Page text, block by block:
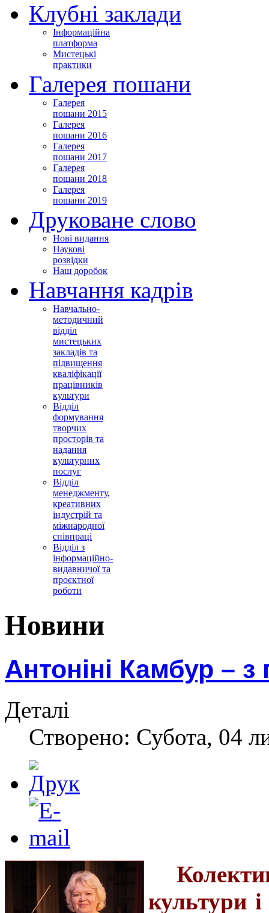
Клубні заклади
Інформаційна
платформа
Мистецькі
практики
Галерея пошани
Галерея
пошани 2015
Галерея
пошани 2016
Галерея
пошани 2017
Галерея
пошани 2018
Галерея
пошани 2019
Друковане слово
Нові видання
Наукові
розвідки
Наш доробок
Навчання кадрів
Навчально-
методичний
відділ
мистецьких
закладів та
підвищення
кваліфікації
працівників
культури
Відділ
формування
творчих
просторів та
надання
культурних
послуг
Відділ
менеджменту,
креативних
індустрій та
міжнародної
співпраці
Відділ з
інформаційно-
видавничої та
проєктної
роботи
Новини
Антоніні Камбур –
Деталі
Створено: Субота, 04
культури